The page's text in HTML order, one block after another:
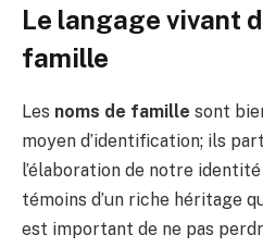
Le langage vivant
famille
Les noms de famille sont
moyen d’identification; ils
l’élaboration de notre
témoins d’un riche héritage
est important de ne pas